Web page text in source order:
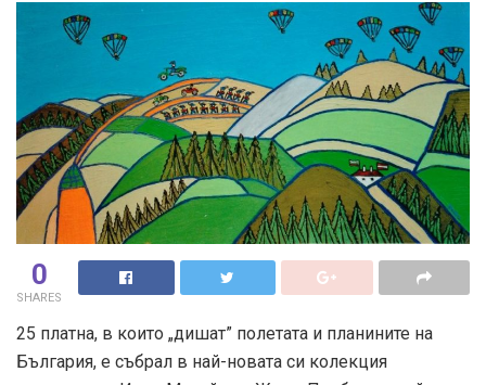
0
SHARES
25 платна, в които „дишат” полетата и планините на
България, е събрал в най-новата си колекция